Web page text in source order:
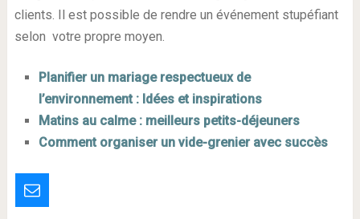
clients. Il est possible de rendre un événement stupéfiant
selon votre propre moyen.
Planifier un mariage respectueux de
l’environnement : Idées et inspirations
Matins au calme : meilleurs petits-déjeuners
Comment organiser un vide-grenier avec succès